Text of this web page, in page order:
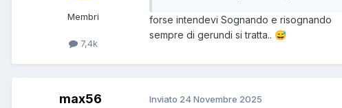
Membri
7,4k
forse intendevi Sognando e risognando
sempre di gerundi si tratta.. 😅
max56 Inviato 24 Novembre 2025